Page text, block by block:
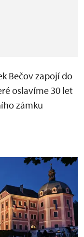
Bečov zapojí do
oslavíme 30 let
zámku